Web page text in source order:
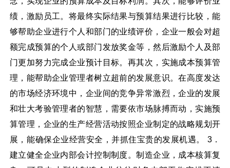
绩，激励员工。将最终实际结果与预算结果进行比较，能
够帮助企业进行个人和部门的业绩评价，企业一般会对超
额完成预算的个人或部门发放奖金等，然后激励个人及部
门更加努力完成企业预计目标。再其次，实施成本预算管
理，能帮助企业管理者树立超前的发展意识。在高度发达
的市场经济环境中，企业间的竞争异常激烈，企业的发展
和壮大考验管理者的智慧，需要依市场脉搏而动，实施预
算管理，企业的生产经营活动按照企业制定的战略规划开
展，能确保企业经营安全，并抓住宝贵的发展机遇。 3．
建立健全企业内部会计控制制度。制造企业，成本核算复